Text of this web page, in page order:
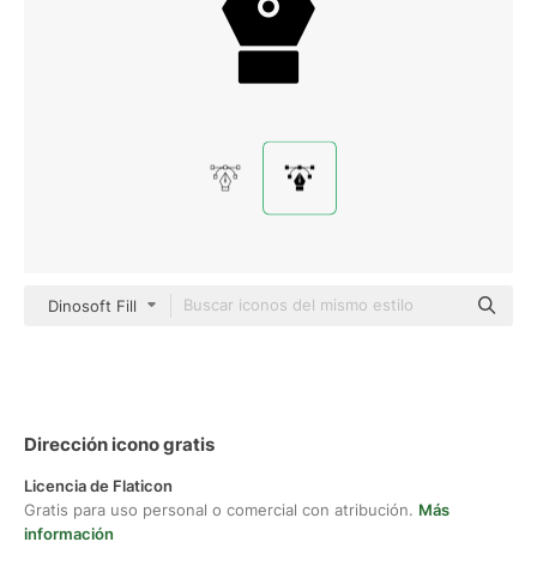
Dinosoft Fill
Dirección icono gratis
Licencia de Flaticon
Gratis para uso personal o comercial con atribución. Más
información